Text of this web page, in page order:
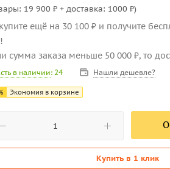
19 900 ₽ + доставка: 1000 ₽)
ещё на 30 100 ₽ и получите
сумма заказа меньше 50 000 ₽, то
в наличии: 24 Нашли дешевле?
Экономия в корзине
Купить в 1 клик